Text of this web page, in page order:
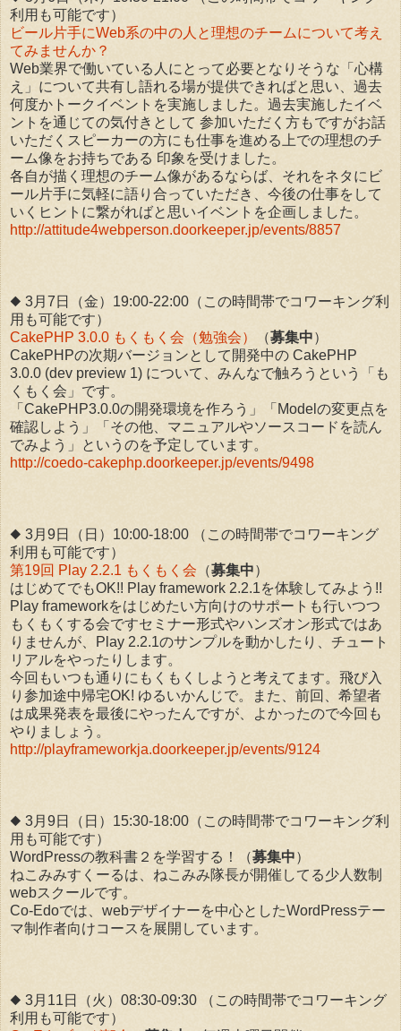
利用も可能です）
ビール片手にWeb系の中の人と理想のチームについて考え
てみませんか？
Web業界で働いている人にとって必要となりそうな「心構
え」について共有し語れる場が提供できればと思い、過去
何度かトークイベントを実施しました。過去実施したイベ
ントを通じての気付きとして 参加いただく方もですがお話
いただくスピーカーの方にも仕事を進める上での理想のチ
ーム像をお持ちである 印象を受けました。
各自が描く理想のチーム像があるならば、それをネタにビ
ール片手に気軽に語り合っていただき、今後の仕事をして
いくヒントに繋がればと思いイベントを企画しました。
http://attitude4webperson.doorkeeper.jp/events/8857
◆ 3月7日（金）19:00-22:00（この時間帯でコワーキング利
用も可能です）
CakePHP 3.0.0 もくもく会（勉強会）
（募集中）
CakePHPの次期バージョンとして開発中の CakePHP
3.0.0 (dev preview 1) について、みんなで触ろうという「も
くもく会」です。
「CakePHP3.0.0の開発環境を作ろう」「Modelの変更点を
確認しよう」「その他、マニュアルやソースコードを読ん
でみよう」というのを予定しています。
http://coedo-cakephp.doorkeeper.jp/events/9498
◆ 3月9日（日）10:00-18:00 （この時間帯でコワーキング
利用も可能です）
第19回 Play 2.2.1 もくもく会 （募集中）
はじめてでもOK!! Play framework 2.2.1を体験してみよう!!
Play frameworkをはじめたい方向けのサポートも行いつつ
もくもくする会ですセミナー形式やハンズオン形式ではあ
りませんが、Play 2.2.1のサンプルを動かしたり、チュート
リアルをやったりします。
今回もいつも通りにもくもくしようと考えてます。飛び入
り参加途中帰宅OK! ゆるいかんじで。また、前回、希望者
は成果発表を最後にやったんですが、よかったので今回も
やりましょう。
http://playframeworkja.doorkeeper.jp/events/9124
◆ 3月9日（日）15:30-18:00（この時間帯でコワーキング利
用も可能です）
WordPressの教科書２を学習する！（募集中）
ねこみみすくーるは、ねこみみ隊長が開催してる少人数制
webスクールです。
Co-Edoでは、webデザイナーを中心としたWordPressテー
マ制作者向けコースを展開しています。
◆ 3月11日（火）08:30-09:30 （この時間帯でコワーキング
利用も可能です）